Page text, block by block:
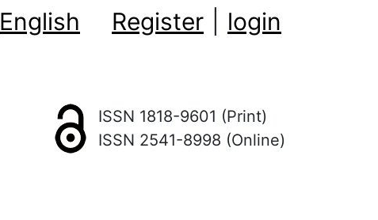
English Register login
ISSN 1818-9601 (Print)
ISSN 2541-8998 (Online)